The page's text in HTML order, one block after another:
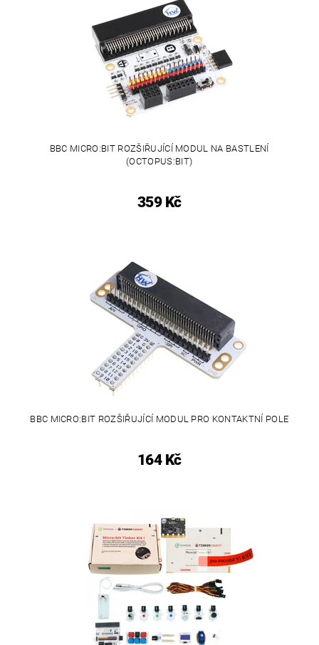
BBC MICRO:BIT ROZŠIŘUJÍCÍ MODUL NA BASTLENÍ
(OCTOPUS:BIT)
359 Kč
BBC MICRO:BIT ROZŠIŘUJÍCÍ MODUL PRO KONTAKTNÍ POLE
164 Kč